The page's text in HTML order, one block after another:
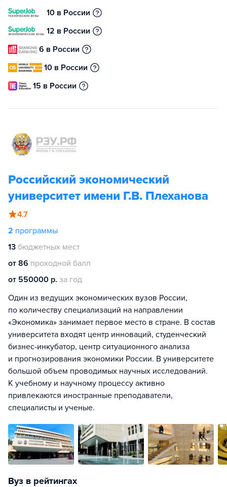
10 в России
12 в России
6 в России
10 в России
15 в России
Российский экономический
университет имени Г.В. Плеханова
4.7
2 программы
13 бюджетных мест
от 86 проходной балл
от 550000 р. за год
Один из ведущих экономических вузов России,
по количеству специализаций на направлении
«Экономика» занимает первое место в стране. В состав
университета входят центр инноваций, студенческий
бизнес-инкубатор, центр ситуационного анализа
и прогнозирования экономики России. В университете
большой объем проводимых научных исследований.
К учебному и научному процессу активно
привлекаются иностранные преподаватели,
специалисты и ученые.
Вуз в рейтингах